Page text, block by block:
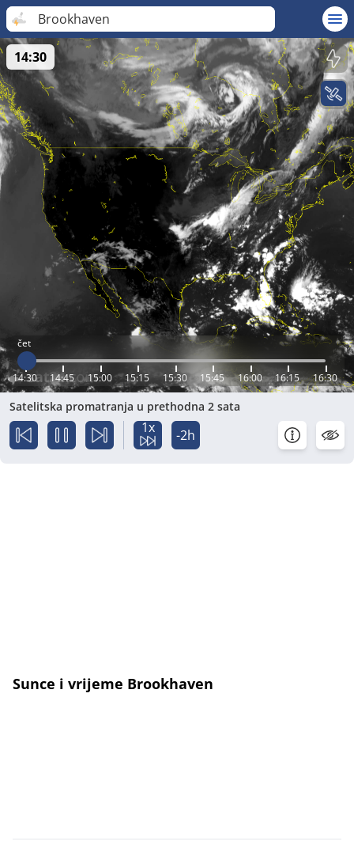
Brookhaven
čet
14:30 14:45 15:00 15:15 15:30 15:45 16:00 16:15 16:30
14:30
Satelitska promatranja u prethodna 2 sata
1x -2h
Sunce i vrijeme Brookhaven